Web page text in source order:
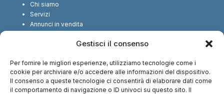
Gestisci il consenso
Per fornire le migliori esperienze, utilizziamo tecnologie come i
cookie per archiviare e/o accedere alle informazioni del dispositivo.
Il consenso a queste tecnologie ci consentirà di elaborare dati come
il comportamento di navigazione o ID univoci su questo sito. Il
Chi siamo
Servizi
Annunci in vendita
SEGUICI SUI SOCIAL